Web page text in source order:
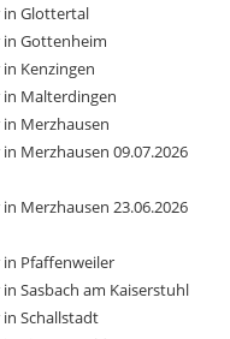
in Glottertal
Gottenheim
Kenzingen
Malterdingen
Merzhausen
Merzhausen 09.07.2026
Merzhausen 23.06.2026
Pfaffenweiler
Sasbach am Kaiserstuhl
Schallstadt